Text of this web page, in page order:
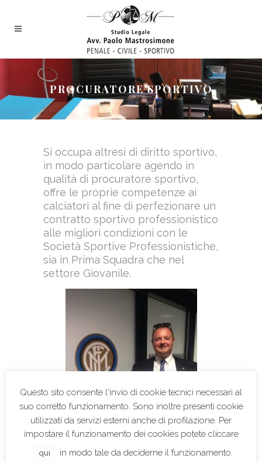
PROCURATORE SPORTIVO
Si occupa altresì di diritto sportivo,
in modo particolare agendo in
qualità di procuratore sportivo,
offre le proprie competenze ai
calciatori al fine di perfezionare un
contratto sportivo professionistico
alle migliori condizioni con le
Società Sportive Professionistiche,
sia in Prima Squadra che nel
settore Giovanile.
Questo sito consente l'invio di cookie tecnici necessari al
suo corretto funzionamento. Sono inoltre presenti cookie
utilizzati da servizi esterni anche di profilazione. Per
impostare il funzionamento dei cookies potete cliccare
qui
in modo tale da deciderne il funzionamento.